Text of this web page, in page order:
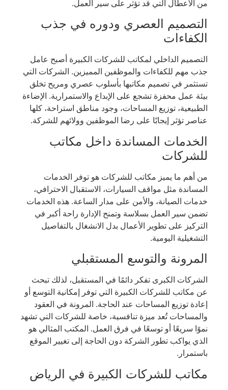
من الأعطال التي قد تؤثر على سير العمل.
التصميم العصري ودوره في جذب
الكفاءات
التصميم الداخلي لمكاتب للشركات الكبيرة أصبح عامل
جذب مهم للكفاءات والموظفين المميزين. الشركات التي
تستثمر في تصميم مكاتبها بأسلوب عصري ومريح تخلق
بيئة عمل محفزة تشجع على الإبداع والاستمرارية. الإضاءة
الطبيعية، توزيع المساحات، وجود مناطق استراحة، كلها
عناصر تؤثر إيجابًا على رضا الموظفين وولائهم للشركة.
الخدمات المساندة داخل مكاتب
للشركات
من أهم ما يميز مكاتب للشركات هو توفر الخدمات
المساندة مثل مواقف السيارات، الاستقبال الاحترافي،
خدمات الصيانة، والأمن على مدار الساعة. هذه الخدمات
تضمن سير العمل بسلاسة وتمنح الإدارة راحة أكبر في
التركيز على تطوير الأعمال بدل الانشغال بالتفاصيل
التشغيلية اليومية.
المرونة والتوسع المستقبلي
الشركات الكبرى تفكر دائمًا في المستقبل، لذلك تبحث
عن مكاتب للشركات الكبيرة التي توفر إمكانية التوسع أو
إعادة توزيع المساحات عند الحاجة. المرونة في العقود
والمساحات تُعد ميزة تنافسية، خاصة للشركات التي تشهد
نموًا سريعًا أو توسعًا في فرق العمل. المكتب المثالي هو
الذي يواكب تطور الشركة دون الحاجة إلى تغيير الموقع
باستمرار.
مكاتب للشركات الكبيرة في الرياض